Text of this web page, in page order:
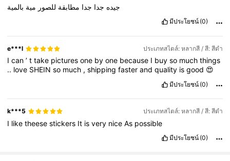
جيده جدا جدا مطابقة للصور مية بالمية
มีประโยชน์ (0)
e***l ประเภทสไตล์: หลากสี / สี: สีดำ
Ican’ttake picturesone byone because I buyso muchthings
.. love SHEINso much ,shippingfasterandquality isgood 😍
มีประโยชน์ (0)
k***5 ประเภทสไตล์: หลากสี / สี: สีดำ
I liketheesestickers It isvery niceAs possible
มีประโยชน์ (0)